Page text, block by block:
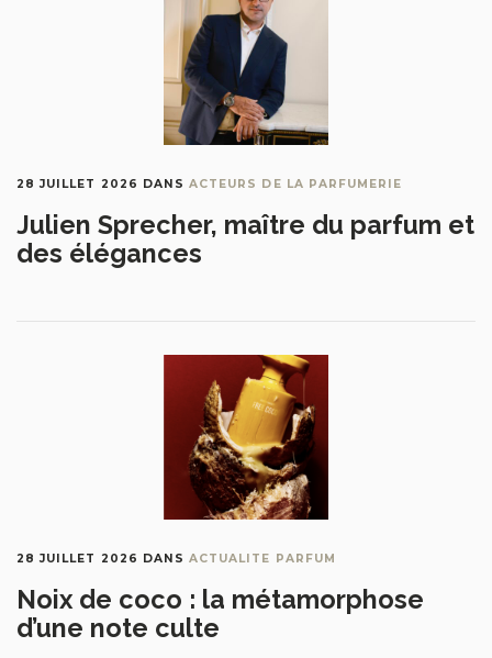
28 JUILLET 2026 DANSACTEURS DE LA PARFUMERIE
Julien Sprecher, maître du parfum et
des élégances
28 JUILLET 2026 DANSACTUALITE PARFUM
Noix de coco : la métamorphose
d’une note culte